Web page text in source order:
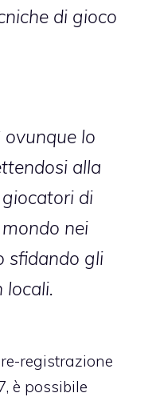
di gioco
ovunque lo
alla
di
nei
sfidando gli
locali.
registrazione
è possibile